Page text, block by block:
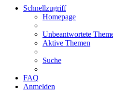
Schnellzugriff
Homepage
Unbeantwortete
Aktive Themen
Suche
FAQ
Anmelden